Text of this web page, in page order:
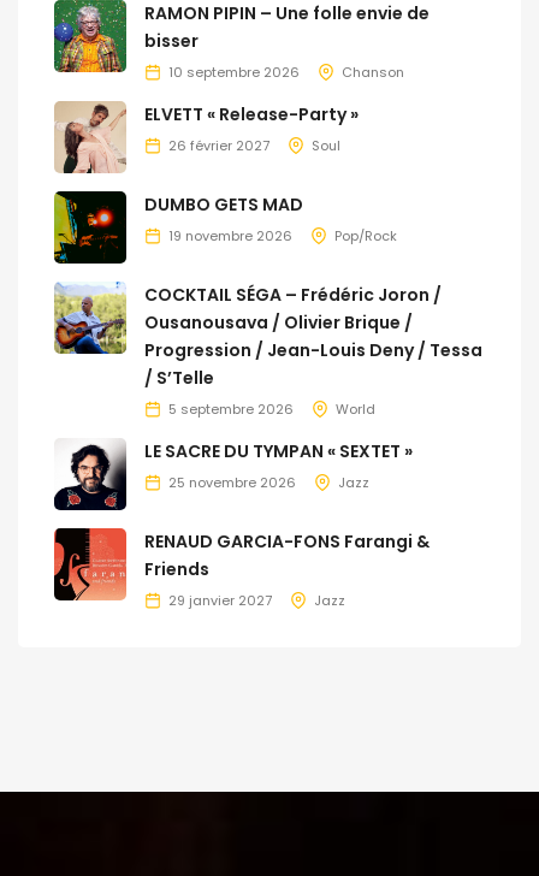
RAMON PIPIN – Une folle envie de
bisser
10 septembre 2026 Chanson
ELVETT « Release-Party »
26 février 2027 Soul
DUMBO GETS MAD
19 novembre 2026 Pop/Rock
COCKTAIL SÉGA – Frédéric Joron /
Ousanousava / Olivier Brique /
Progression / Jean-Louis Deny / Tessa
/ S’Telle
5 septembre 2026 World
LE SACRE DU TYMPAN « SEXTET »
25 novembre 2026 Jazz
RENAUD GARCIA-FONS Farangi &
Friends
29 janvier 2027 Jazz